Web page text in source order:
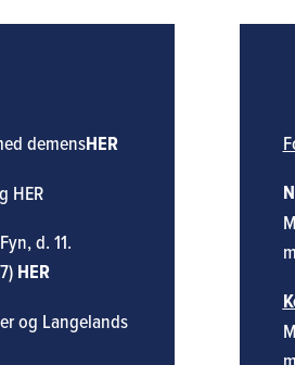
demensHER
HER
d. 11.
HER
og Langelands